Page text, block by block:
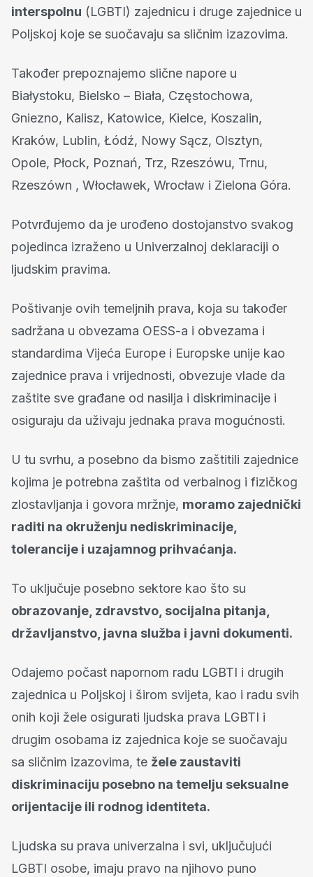
interspolnu (LGBTI) zajednicu i druge zajednice u
Poljskoj koje se suočavaju sa sličnim izazovima.
Također prepoznajemo slične napore u
Białystoku, Bielsko – Biała, Częstochowa,
Gniezno, Kalisz, Katowice, Kielce, Koszalin,
Kraków, Lublin, Łódź, Nowy Sącz, Olsztyn,
Opole, Płock, Poznań, Trz, Rzeszówu, Trnu,
Rzeszówn , Włocławek, Wrocław i Zielona Góra.
Potvrđujemo da je urođeno dostojanstvo svakog
pojedinca izraženo u Univerzalnoj deklaraciji o
ljudskim pravima.
Poštivanje ovih temeljnih prava, koja su također
sadržana u obvezama OESS-a i obvezama i
standardima Vijeća Europe i Europske unije kao
zajednice prava i vrijednosti, obvezuje vlade da
zaštite sve građane od nasilja i diskriminacije i
osiguraju da uživaju jednaka prava mogućnosti.
U tu svrhu, a posebno da bismo zaštitili zajednice
kojima je potrebna zaštita od verbalnog i fizičkog
zlostavljanja i govora mržnje, moramo zajednički
raditi na okruženju nediskriminacije,
tolerancije i uzajamnog prihvaćanja.
To uključuje posebno sektore kao što su
obrazovanje, zdravstvo, socijalna pitanja,
državljanstvo, javna služba i javni dokumenti.
Odajemo počast napornom radu LGBTI i drugih
zajednica u Poljskoj i širom svijeta, kao i radu svih
onih koji žele osigurati ljudska prava LGBTI i
drugim osobama iz zajednica koje se suočavaju
sa sličnim izazovima, te žele zaustaviti
diskriminaciju posebno na temelju seksualne
orijentacije ili rodnog identiteta.
Ljudska su prava univerzalna i svi, uključujući
LGBTI osobe, imaju pravo na njihovo puno